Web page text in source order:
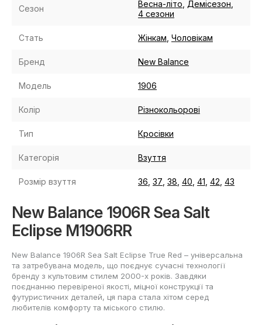
Сезон Весна-літо Демісезон
4 сезони
Стать Жінкам Чоловікам
Бренд New Balance
Модель 1906
Колір Різнокольорові
Тип Кросівки
Категорія Взуття
Розмір взуття 36 37 38 40 41 42 43
New Balance 1906R Sea Salt
Eclipse M1906RR
New Balance 1906R Sea Salt Eclipse True Red – універсальна
та затребувана модель, що поєднує сучасні технології
бренду з культовим стилем 2000-х років. Завдяки
поєднанню перевіреної якості, міцної конструкції та
футуристичних деталей, ця пара стала хітом серед
любителів комфорту та міського стилю.